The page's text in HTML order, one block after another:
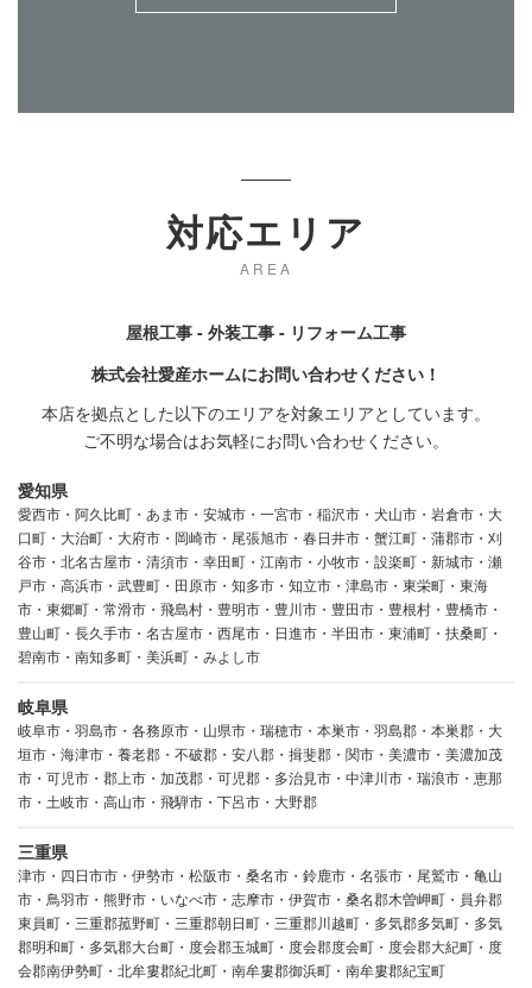
対応エリア
AREA
屋根工事 - 外装工事 - リフォーム工事
株式会社愛産ホームにお問い合わせください！
本店を拠点とした以下のエリアを対象エリアとしています。
ご不明な場合はお気軽にお問い合わせください。
愛知県
愛西市・阿久比町・あま市・安城市・一宮市・稲沢市・犬山市・岩倉市・大
口町・大治町・大府市・岡崎市・尾張旭市・春日井市・蟹江町・蒲郡市・刈
谷市・北名古屋市・清須市・幸田町・江南市・小牧市・設楽町・新城市・瀬
戸市・高浜市・武豊町・田原市・知多市・知立市・津島市・東栄町・東海
市・東郷町・常滑市・飛島村・豊明市・豊川市・豊田市・豊根村・豊橋市・
豊山町・長久手市・名古屋市・西尾市・日進市・半田市・東浦町・扶桑町・
碧南市・南知多町・美浜町・みよし市
岐阜県
岐阜市・羽島市・各務原市・山県市・瑞穂市・本巣市・羽島郡・本巣郡・大
垣市・海津市・養老郡・不破郡・安八郡・揖斐郡・関市・美濃市・美濃加茂
市・可児市・郡上市・加茂郡・可児郡・多治見市・中津川市・瑞浪市・恵那
市・土岐市・高山市・飛騨市・下呂市・大野郡
三重県
津市・四日市市・伊勢市・松阪市・桑名市・鈴鹿市・名張市・尾鷲市・亀山
市・鳥羽市・熊野市・いなべ市・志摩市・伊賀市・桑名郡木曽岬町・員弁郡
東員町・三重郡菰野町・三重郡朝日町・三重郡川越町・多気郡多気町・多気
郡明和町・多気郡大台町・度会郡玉城町・度会郡度会町・度会郡大紀町・度
会郡南伊勢町・北牟婁郡紀北町・南牟婁郡御浜町・南牟婁郡紀宝町